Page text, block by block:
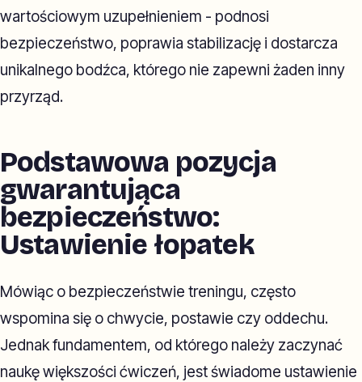
wartościowym uzupełnieniem - podnosi
bezpieczeństwo, poprawia stabilizację i dostarcza
unikalnego bodźca, którego nie zapewni żaden inny
przyrząd.
Podstawowa pozycja
gwarantująca
bezpieczeństwo:
Ustawienie łopatek
Mówiąc o bezpieczeństwie treningu, często
wspomina się o chwycie, postawie czy oddechu.
Jednak fundamentem, od którego należy zaczynać
naukę większości ćwiczeń, jest świadome ustawienie